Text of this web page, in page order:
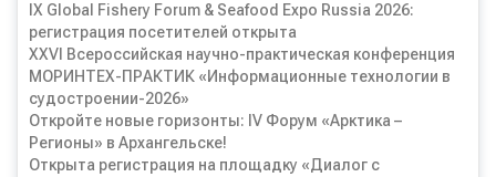
IX Global Fishery Forum & Seafood Expo Russia 2026:
регистрация посетителей открыта
XXVI Всероссийская научно-практическая конференция
МОРИНТЕХ-ПРАКТИК «Информационные технологии в
судостроении-2026»
Откройте новые горизонты: IV Форум «Арктика –
Регионы» в Архангельске!
Открыта регистрация на площадку «Диалог с